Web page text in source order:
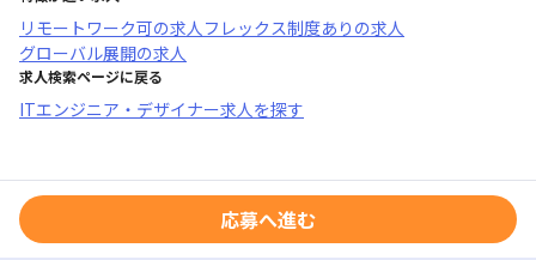
リモートワーク可の求人フレックス制度あり の求人
グローバル展開の求人
求人検索ページに戻る
ITエンジニア・デザイナー求人を探す
応募へ進む